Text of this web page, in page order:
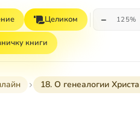
Целиком − 125%
книги
18. О генеалогии